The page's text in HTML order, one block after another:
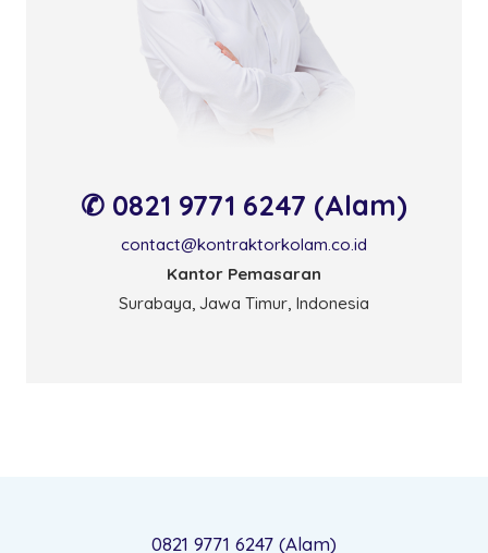
✆ 0821 9771 6247 (Alam)
contact@kontraktorkolam.co.id
Kantor Pemasaran
Surabaya, Jawa Timur, Indonesia
0821 9771 6247 (Alam)